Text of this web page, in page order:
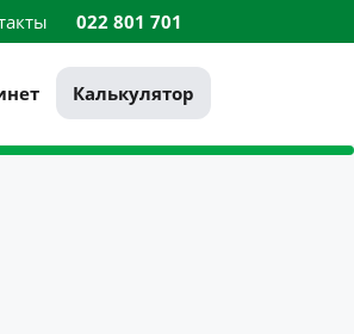
022 801 701
Калькулятор